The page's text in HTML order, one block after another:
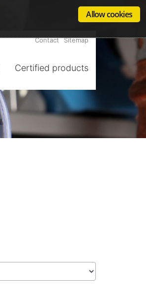
Allow cookies
Contact Sitemap
Certified products